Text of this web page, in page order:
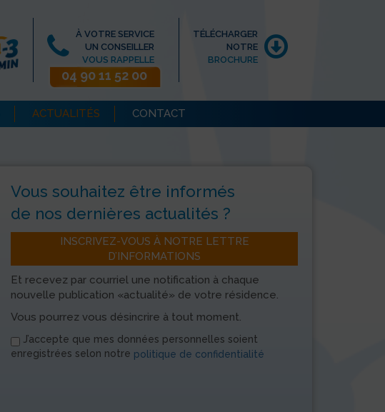
À VOTRE SERVICE
UN CONSEILLER
VOUS RAPPELLE
04 90 11 52 00
TÉLÉCHARGER
NOTRE
BROCHURE
ACTUALITÉS CONTACT
Vous souhaitez être informés
de nos dernières actualités ?
INSCRIVEZ-VOUS À NOTRE LETTRE
D’INFORMATIONS
Et recevez par courriel une notification à chaque
nouvelle publication «actualité» de votre résidence.
Vous pourrez vous désincrire à tout moment.
J’accepte que mes données personnelles soient
enregistrées selon notre politique de confidentialité